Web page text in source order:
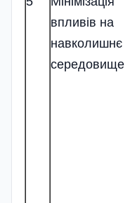
впливів на
навколишнє
середовище